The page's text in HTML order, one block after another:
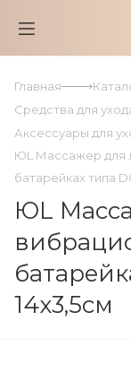
Главная
Средства для
Аксессуары для
ЮL Массажер для
батарейках типа
ЮL
14x3,5см